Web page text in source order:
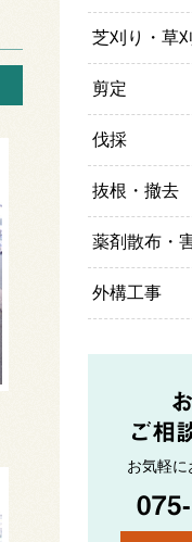
芝刈り・草
剪定
伐採
抜根・撤去
薬剤散布・
外構工事
ご相
お気軽